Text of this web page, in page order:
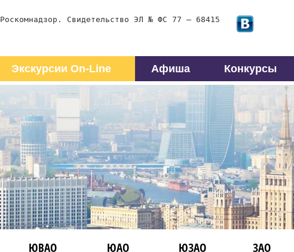
Роскомнадзор. Свидетельство ЭЛ № ФС 77 – 68415
Экскурсии On-Line Афиша Конкурсы
ЮВАО ЮАО ЮЗАО ЗАО